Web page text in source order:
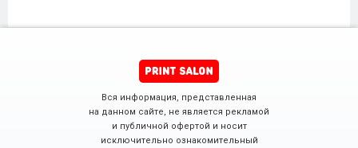
Вся информация, представленная
на данном сайте, не является рекламой
и публичной офертой и носит
исключительно ознакомительный